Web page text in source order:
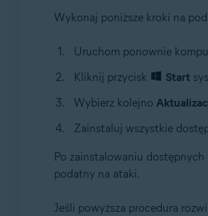
Wykonaj poniższe kroki na
Uruchom ponownie
Kliknij przycisk
Start
Wybierz kolejno
Zainstaluj wszystkie
Po zainstalowaniu
podatny na ataki.
Jeśli powyższa procedura